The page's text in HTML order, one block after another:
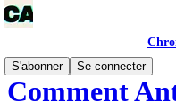
S'abonner
Se connecter
Comment